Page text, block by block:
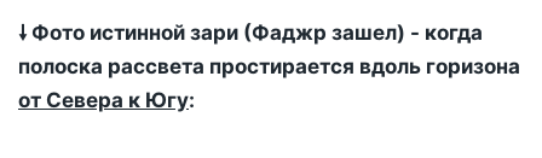
🠗 Фото истинной зари (Фаджр зашел) - когда
полоска рассвета простирается вдоль горизона
от Севера к Югу: